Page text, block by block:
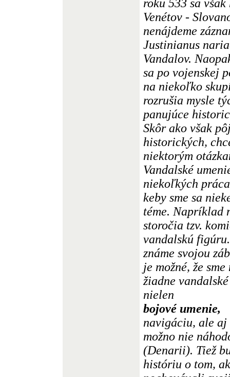
roku 533 sa
Venétov -
nenájdeme
Justinianus
Vandalov.
sa po vojenskej
na niekoľko
rozrušia mysle
panujúce
Skôr ako však
historických,
niektorým
Vandalské
niekoľkých
keby sme sa
téme. Napríklad
storočia tzv.
vandalskú
známe svojou
je možné, že
žiadne
nielen
bojové umenie,
navigáciu, ale
možno nie
(Denarii). Tiež
históriu o tom,